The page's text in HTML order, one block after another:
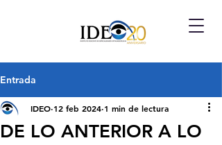
Entrada
DE LO ANTERIOR A LO
IDEO 12 feb 2024 1 min de lectura